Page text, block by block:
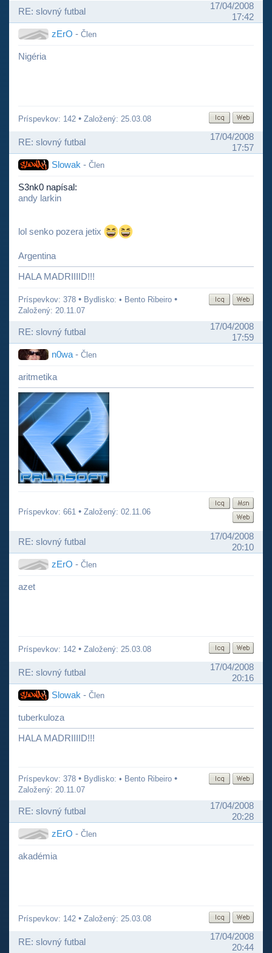
RE: slovný futbal
17/04/2008
17:42
zErO - Člen
Nigéria
Príspevkov: 142 • Založený: 25.03.08
RE: slovný futbal
17/04/2008
17:57
Slowak - Člen
S3nk0 napísal:
andy larkin
lol senko pozera jetix
Argentina
HALA MADRIIIID!!!
Príspevkov: 378 • Bydlisko: • Bento Ribeiro •
Založený: 20.11.07
RE: slovný futbal
17/04/2008
17:59
n0wa - Člen
aritmetika
Príspevkov: 661 • Založený: 02.11.06
RE: slovný futbal
17/04/2008
20:10
zErO - Člen
azet
Príspevkov: 142 • Založený: 25.03.08
RE: slovný futbal
17/04/2008
20:16
Slowak - Člen
tuberkuloza
HALA MADRIIIID!!!
Príspevkov: 378 • Bydlisko: • Bento Ribeiro •
Založený: 20.11.07
RE: slovný futbal
17/04/2008
20:28
zErO - Člen
akadémia
Príspevkov: 142 • Založený: 25.03.08
RE: slovný futbal
17/04/2008
20:44